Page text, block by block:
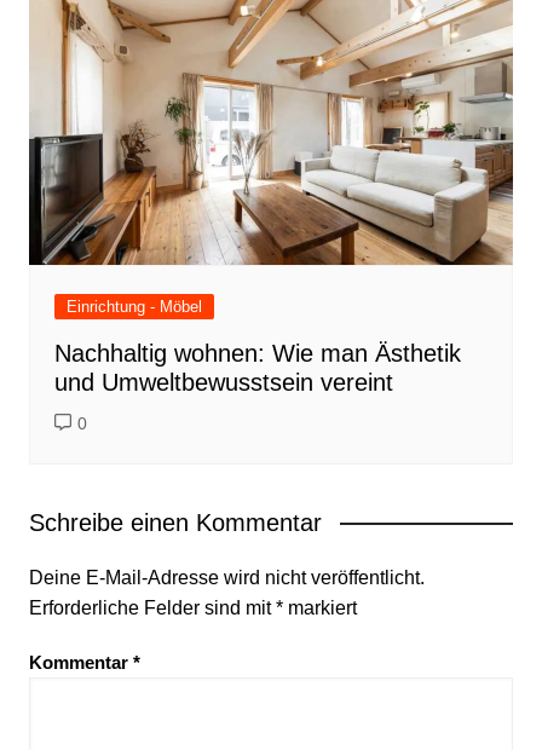
Einrichtung - Möbel
Nachhaltig wohnen: Wie man Ästhetik
und Umweltbewusstsein vereint
0
Schreibe einen Kommentar
Deine E-Mail-Adresse wird nicht veröffentlicht.
Erforderliche Felder sind mit*markiert
Kommentar *